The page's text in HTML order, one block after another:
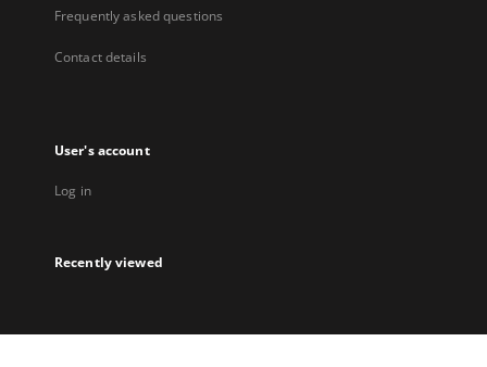
Frequently asked questions
Contact details
User's account
Log in
Recently viewed